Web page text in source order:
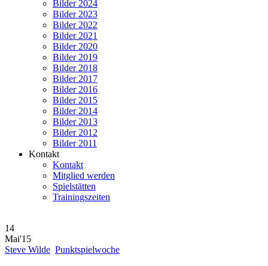
Bilder 2024
Bilder 2023
Bilder 2022
Bilder 2021
Bilder 2020
Bilder 2019
Bilder 2018
Bilder 2017
Bilder 2016
Bilder 2015
Bilder 2014
Bilder 2013
Bilder 2012
Bilder 2011
Kontakt
Kontakt
Mitglied werden
Spielstätten
Trainingszeiten
14
Mai'15
Steve Wilde Punktspielwoche